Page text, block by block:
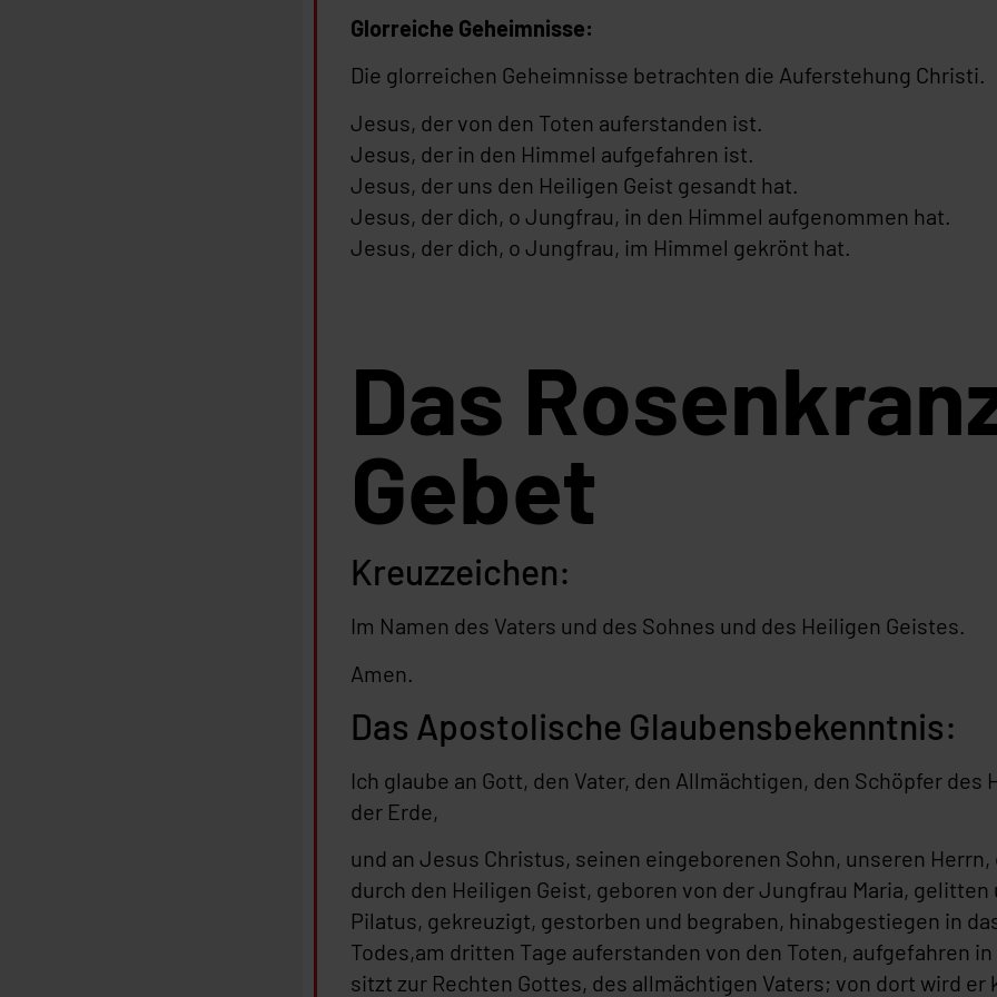
Glorreiche Geheimnisse:
Die glorreichen Geheimnisse betrachten die Auferstehung Christi.
Jesus, der von den Toten auferstanden ist.
Jesus, der in den Himmel aufgefahren ist.
Jesus, der uns den Heiligen Geist gesandt hat.
Jesus, der dich, o Jungfrau, in den Himmel aufgenommen hat.
Jesus, der dich, o Jungfrau, im Himmel gekrönt hat.
Das
Gebet
Kreuzzeichen:
Im Namen des Vaters und des Sohnes und des Heiligen Geistes.
Amen.
Das Apostolische Glaubensbekenntnis:
Ich glaube an Gott, den Vater, den Allmächtigen, den Schöpfer des
der Erde,
und an Jesus Christus, seinen eingeborenen Sohn, unseren
durch den Heiligen Geist, geboren von der Jungfrau Maria,
Pilatus, gekreuzigt, gestorben und begraben, hinabgestiegen in
Todes,am dritten Tage auferstanden von den Toten, aufgefahren
sitzt zur Rechten Gottes, des allmächtigen Vaters; von dort wird er